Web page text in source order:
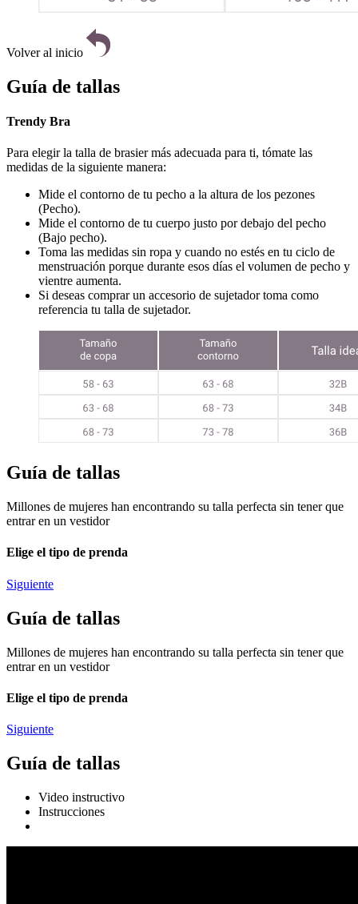
Volver al inicio
Guía de tallas
Trendy Bra
Para elegir la talla de brasier más adecuada para ti, tómate las
medidas de la siguiente manera:
Mide el contorno de tu pecho a la altura de los pezones
(Pecho).
Mide el contorno de tu cuerpo justo por debajo del pecho
(Bajo pecho).
Toma las medidas sin ropa y cuando no estés en tu ciclo de
menstruación porque durante esos días el volumen de pecho y
vientre aumenta.
Si deseas comprar un accesorio de sujetador toma como
referencia tu talla de sujetador.
Guía de tallas
Millones de mujeres han encontrando su talla perfecta sin tener que
entrar en un vestidor
Elige el tipo de prenda
Siguiente
Guía de tallas
Millones de mujeres han encontrando su talla perfecta sin tener que
entrar en un vestidor
Elige el tipo de prenda
Siguiente
Guía de tallas
Video instructivo
Instrucciones